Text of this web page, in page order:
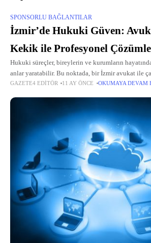
SPONSORLU BAĞLANTILAR
İzmir’de Hukuki Güven:
Kekik ile Profesyonel
Hukuki süreçler, bireylerin ve kurumların
anlar yaratabilir. Bu noktada, bir İzmir avukat ile
ve etkili çözümler sunar. Özellikle İzmir boşanma
GAZETE4 EDITÖR 11 AY ÖNCE OKUMAYA DEVAM